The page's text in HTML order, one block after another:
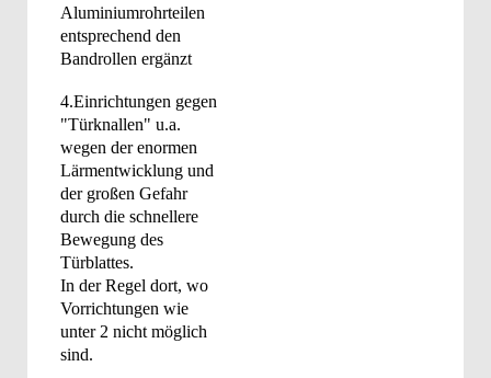
Aluminiumrohrteilen
entsprechend den
Bandrollen ergänzt
4.Einrichtungen gegen
"Türknallen" u.a.
wegen der enormen
Lärmentwicklung und
der großen Gefahr
durch die schnellere
Bewegung des
Türblattes.
In der Regel dort, wo
Vorrichtungen wie
unter 2 nicht möglich
sind.